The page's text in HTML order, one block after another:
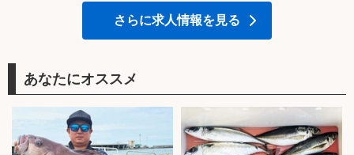
さらに求人情報を見る
あなたにオススメ